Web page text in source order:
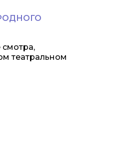
смотра,
театральном